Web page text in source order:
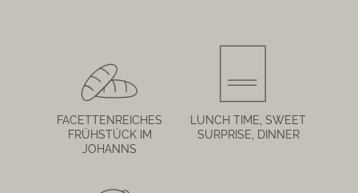
FACETTENREICHES
FRÜHSTÜCK IM
JOHANNS
LUNCH TIME, SWEET
SURPRISE, DINNER